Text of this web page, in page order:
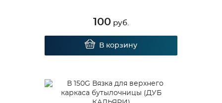
100 руб.
В корзину